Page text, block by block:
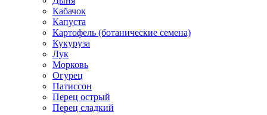
Кабачок
Капуста
Картофель (ботанические семена)
Кукуруза
Лук
Морковь
Огурец
Патиссон
Перец острый
Перец сладкий